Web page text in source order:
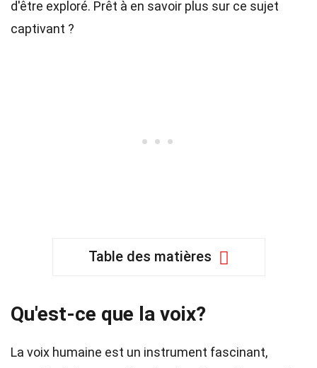
d'être exploré. Prêt à en savoir plus sur ce sujet
captivant ?
Table des matières
Qu'est-ce que la voix?
La voix humaine est un instrument fascinant,